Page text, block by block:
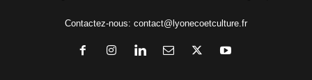
Contactez-nous: contact@lyonecoetculture.fr